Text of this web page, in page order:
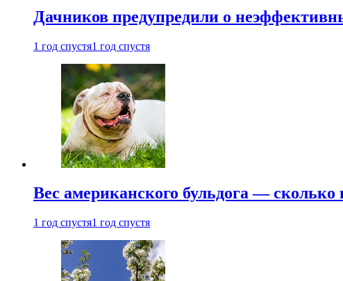
Дачников предупредили о
1 год спустя1 год спустя
Вес американского бульдога —
1 год спустя1 год спустя